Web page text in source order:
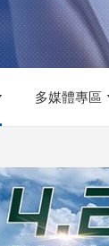
多媒體專區